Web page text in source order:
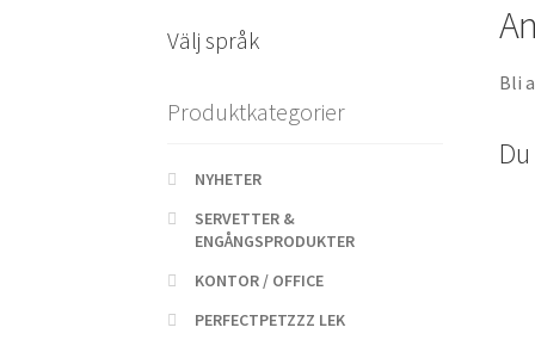
Bli
Välj språk
Produktkategorier
NYHETER
SERVETTER &
ENGÅNGSPRODUKTER
KONTOR / OFFICE
PERFECTPETZZZ LEK